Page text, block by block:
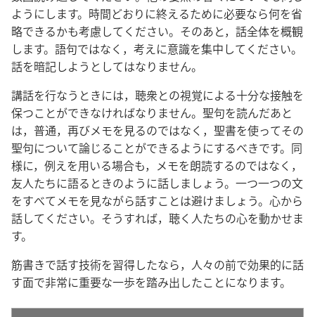
ようにします。時間どおりに終えるために必要なら何を省
略できるかも考慮してください。そのあと，話全体を概観
します。語句ではなく，考えに意識を集中してください。
話を暗記しようとしてはなりません。
講話を行なうときには，聴衆との視覚による十分な接触を
保つことができなければなりません。聖句を読んだあと
は，普通，再びメモを見るのではなく，聖書を使ってその
聖句について論じることができるようにするべきです。同
様に，例えを用いる場合も，メモを朗読するのではなく，
友人たちに語るときのように話しましょう。一つ一つの文
をすべてメモを見ながら話すことは避けましょう。心から
話してください。そうすれば，聴く人たちの心を動かせま
す。
筋書きで話す技術を習得したなら，人々の前で効果的に話
す面で非常に重要な一歩を踏み出したことになります。